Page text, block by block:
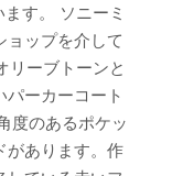
す。 ソニーミ
ョップを介して
リーブトーンと
ーカーコート
度のあるポケッ
があります。作